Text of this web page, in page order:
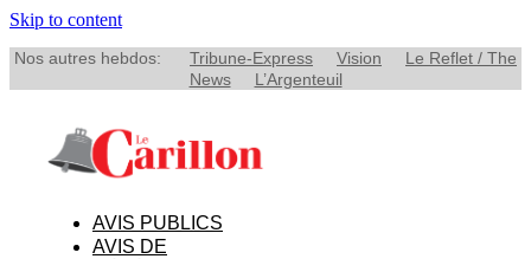
Skip to content
Nos autres hebdos: Tribune-Express Vision
Le Reflet / The
News
L’Argenteuil
AVIS PUBLICS
AVIS DE